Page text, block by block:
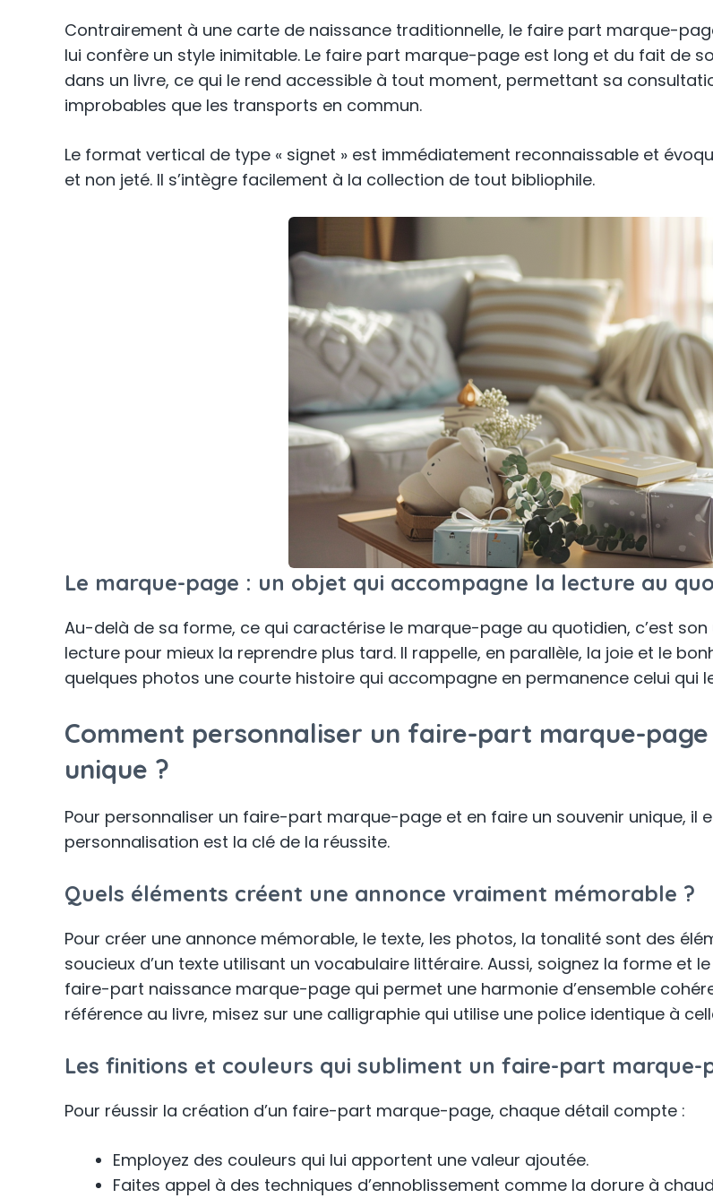
Contrairement à une carte de naissance traditionnelle, le faire part marque-
lui confère un style inimitable. Le faire part marque-page est long et du fait de
dans un livre, ce qui le rend accessible à tout moment, permettant sa
improbables que les transports en commun.
Le format vertical de type « signet » est immédiatement reconnaissable et
et non jeté. Il s’intègre facilement à la collection de tout bibliophile.
Le marque-page : un objet qui accompagne la lecture au
Au-delà de sa forme, ce qui caractérise le marque-page au quotidien, c’est
lecture pour mieux la reprendre plus tard. Il rappelle, en parallèle, la joie et le
quelques photos une courte histoire qui accompagne en permanence celui qui
Comment personnaliser un faire-part marque-
unique ?
Pour personnaliser un faire-part marque-page et en faire un souvenir unique, il
personnalisation est la clé de la réussite.
Quels éléments créent une annonce vraiment mémorable ?
Pour créer une annonce mémorable, le texte, les photos, la tonalité sont des
soucieux d’un texte utilisant un vocabulaire littéraire. Aussi, soignez la forme et
faire-part naissance marque-page qui permet une harmonie d’ensemble
référence au livre, misez sur une calligraphie qui utilise une police identique à
Les finitions et couleurs qui subliment un faire-part marque-
Pour réussir la création d’un faire-part marque-page, chaque détail compte :
Employez des couleurs qui lui apportent une valeur ajoutée.
Faites appel à des techniques d’ennoblissement comme la dorure à